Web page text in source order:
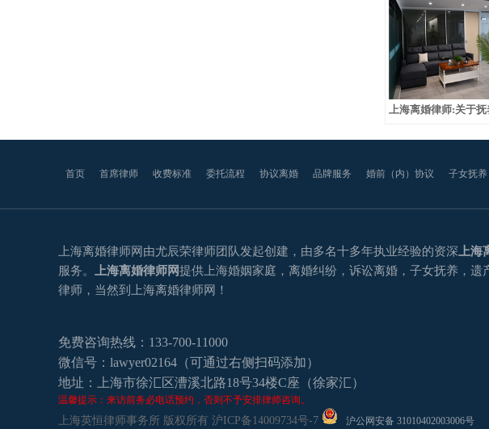
首页 首席律师 收费标准 委托流程 协议离婚 品牌服务 婚前（内）协议 子女抚养
上海离婚律师网由尤辰荣律师团队发起创建，由多名十多年执业经验的资深 上
服务。
上海离婚律师网提供上海婚姻家庭，离婚纠纷，诉讼离婚，子女抚养，
律师，当然到上海离婚律师网！
免费咨询热线：133-700-11000
微信号：lawyer02164（可通过右侧扫码添加）
地址：上海市徐汇区漕溪北路18号34楼C座（徐家汇）
温馨提示：来访前务必电话预约，否则不予安排律师咨询。
上海英恒律师事务所 版权所有 沪ICP备14009734号-7 沪公网安备 31010402003006号